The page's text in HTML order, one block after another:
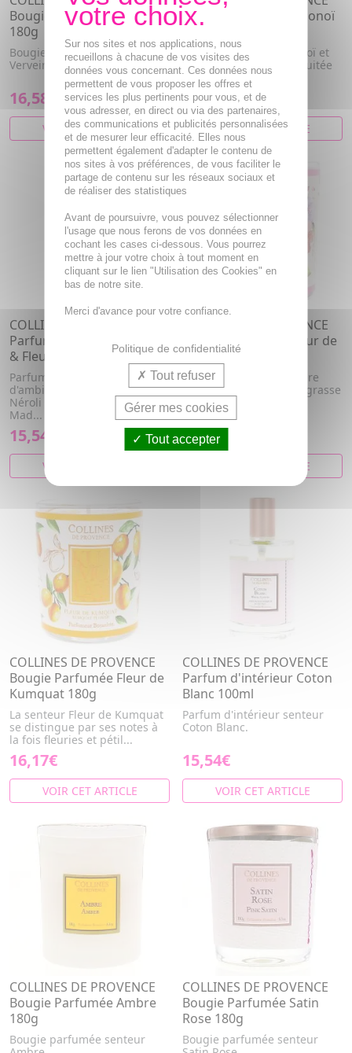
Bougie Parfumée Verveine
180g
Bougie parfumée senteur
Verveine.
16,58€
VOIR CET ARTICLE
Parfum d'intérieur Monoï
Parfum d'intérieur Monoï et
Passion. Note fleurie, fruitée
et solaire.
15,54€
VOIR CET ARTICLE
COLLINES DE PROVENCE
Parfum d'intérieur Néroli
& Fleur de Coton 100ml
Parfum d'intérieur / Spray
d'ambiance floral. Senteur
Néroli & Fleur de coton.
Mad...
15,54€
VOIR CET ARTICLE
COLLINES DE PROVENCE
Bougie parfumée Fleur de
Sakura 180g
Bougie parfumée à la cire
naturelle et parfum de grasse
senteur fleur de sakura
14,08€
VOIR CET ARTICLE
COLLINES DE PROVENCE
Bougie Parfumée Fleur de
Kumquat 180g
La senteur Fleur de Kumquat
se distingue par ses notes à
la fois fleuries et pétil...
16,17€
VOIR CET ARTICLE
COLLINES DE PROVENCE
Parfum d'intérieur Coton
Blanc 100ml
Parfum d'intérieur senteur
Coton Blanc.
15,54€
VOIR CET ARTICLE
COLLINES DE PROVENCE
Bougie Parfumée Ambre
180g
Bougie parfumée senteur
COLLINES DE PROVENCE
Bougie Parfumée Satin
Rose 180g
Bougie parfumée senteur
Sur nos sites et nos applications, nous
recueillons à chacune de vos visites des
données vous concernant. Ces données nous
permettent de vous proposer les offres et
services les plus pertinents pour vous, et de
vous adresser, en direct ou via des partenaires,
des communications et publicités personnalisées
et de mesurer leur efficacité. Elles nous
permettent également d'adapter le contenu de
nos sites à vos préférences, de vous faciliter le
partage de contenu sur les réseaux sociaux et
de réaliser des statistiques
Avant de poursuivre, vous pouvez sélectionner
l'usage que nous ferons de vos données en
cochant les cases ci-dessous. Vous pourrez
mettre à jour votre choix à tout moment en
cliquant sur le lien "Utilisation des Cookies" en
bas de notre site.
Merci d'avance pour votre confiance.
Politique de confidentialité
Tout refuser
Gérer mes cookies
Tout accepter